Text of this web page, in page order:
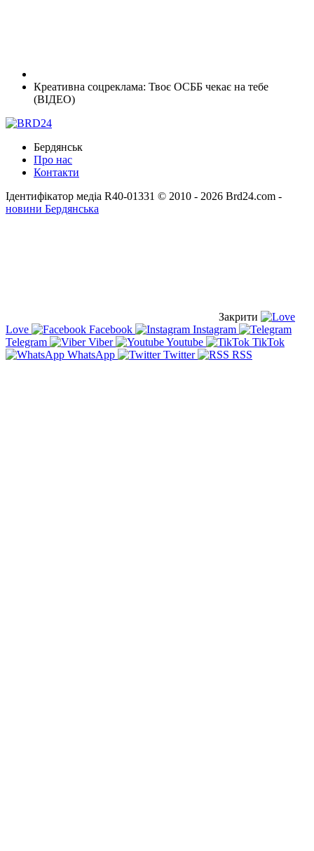
Креативна соцреклама: Твоє ОСББ чекає на тебе
(ВІДЕО)
Бердянськ
Про нас
Контакти
Ідентифікатор медіа R40-01331 © 2010 - 2026 Brd24.com -
новини Бердянська
Закрити
Love
Facebook
Instagram
Telegram
Viber Youtube
TikTok
WhatsApp
Twitter RSS